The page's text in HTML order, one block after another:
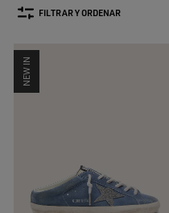
FILTRAR Y ORDENAR
NEW IN